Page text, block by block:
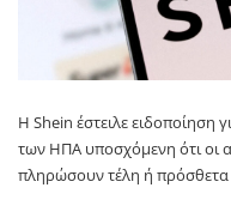
Η Shein έστειλε ειδοποίηση
των ΗΠΑ υποσχόμενη ότι οι
πληρώσουν τέλη ή